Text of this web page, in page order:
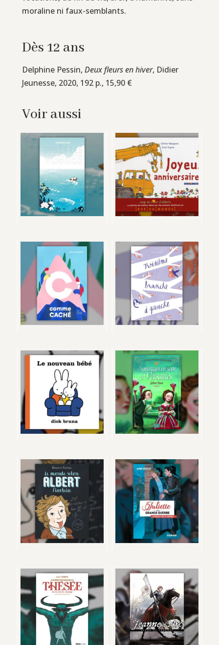
moraline ni faux-semblants.
Dès 12 ans
Delphine Pessin, Deux fleurs en hiver, Didier
Jeunesse, 2020, 192 p., 15,90 €
Voir aussi